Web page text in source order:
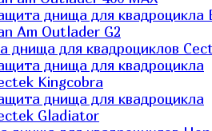
днища для квадроцикла
Аm Outlader G2
днища для квадроциклов
днища для квадроцикла
Kingcobra
днища для квадроцикла
Gladiator